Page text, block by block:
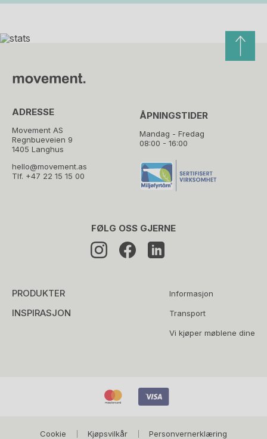
ADRESSE
Movement AS
Regnbueveien 9
1405 Langhus
hello@movement.as
Tlf. +47 22 15 15 00
ÅPNINGSTIDER
Mandag - Fredag
08:00 - 16:00
PRODUKTER
INSPIRASJON
Informasjon
Transport
Vi kjøper møblene dine
FØLG OSS GJERNE
Cookie Kjøpsvilkår Personvernerklæring